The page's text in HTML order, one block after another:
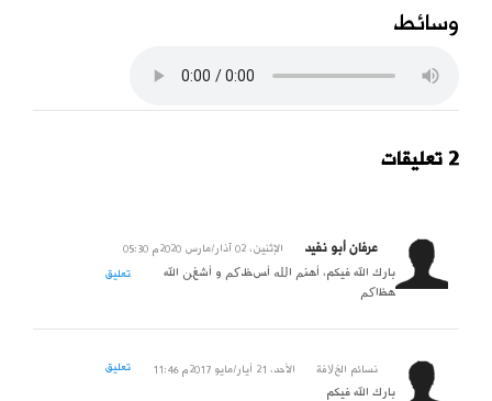
وسائط
2 تعليقات
عرفان أبو نفيد الإثنين، 02 آذار/مارس 2020م 05:30
تعليق
بارك الله فيكم، ﺃﻋﻈﻢ ﺍﻟﻠﻪ ﺃﺟﺮﻛﻢ ﻭ ﺃﺣﺴﻦ الله
ﻋﺰﺍﻛﻢ
نسائم الخﻻفة الأحد، 21 أيار/مايو 2017م 11:46 تعليق
بارك الله فيكم